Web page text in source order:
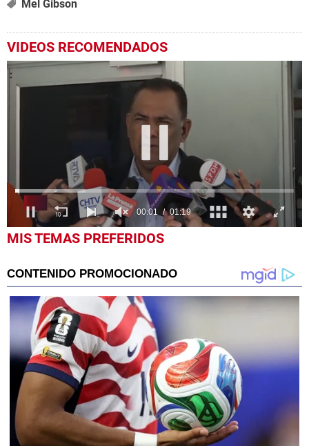
Mel Gibson
VIDEOS RECOMENDADOS
0
seconds
minute,
19
seconds
MIS TEMAS PREFERIDOS